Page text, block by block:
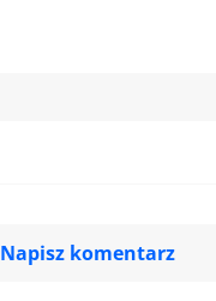
Napisz komentarz